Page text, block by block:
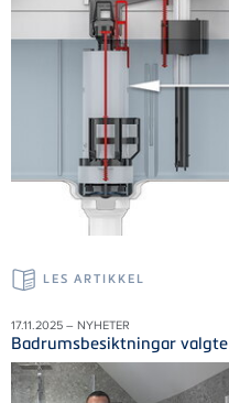
LES ARTIKKEL
17.11.2025 – NYHETER
Badrumsbesiktningar valgte